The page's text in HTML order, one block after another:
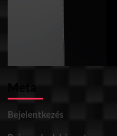
Meta
Bejelentkezés